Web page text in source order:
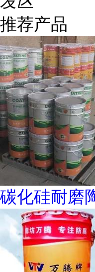
推荐产品
碳化硅耐磨